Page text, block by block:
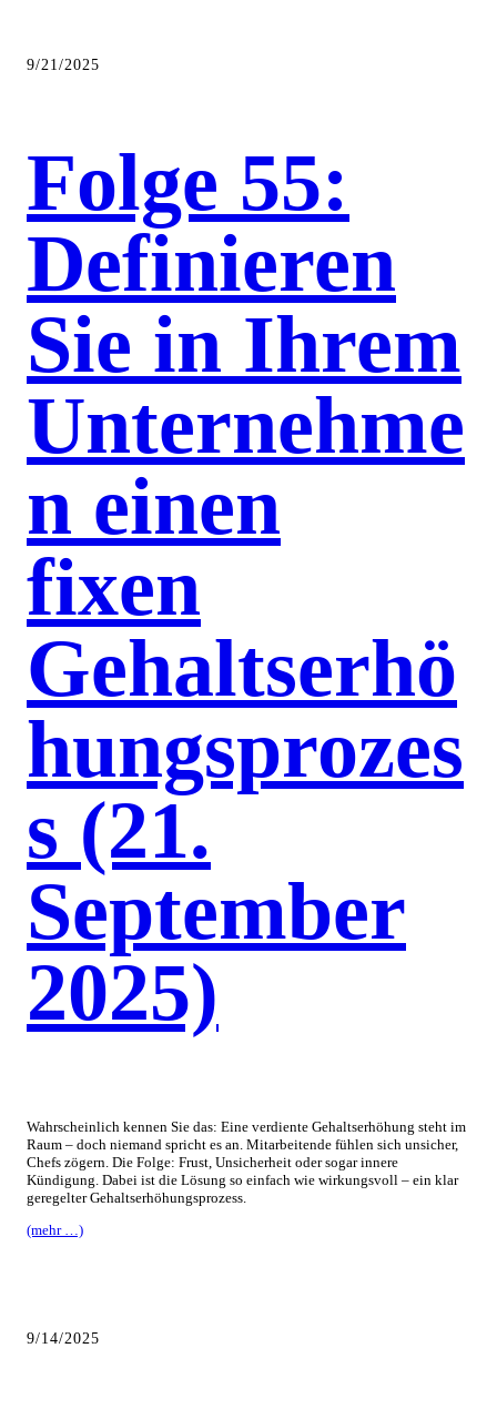
9/21/2025
Folge 55:
Definieren
Sie in Ihrem
Unternehme
n einen
fixen
Gehaltserhö
hungsprozes
s (21.
September
2025)
Wahrscheinlich kennen Sie das: Eine verdiente Gehaltserhöhung steht im
Raum – doch niemand spricht es an. Mitarbeitende fühlen sich unsicher,
Chefs zögern. Die Folge: Frust, Unsicherheit oder sogar innere
Kündigung. Dabei ist die Lösung so einfach wie wirkungsvoll – ein klar
geregelter Gehaltserhöhungsprozess.
(mehr …)
9/14/2025